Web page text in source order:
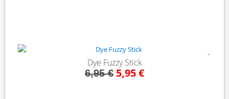
Dye Fuzzy Stick
6,95 € 5,95 €